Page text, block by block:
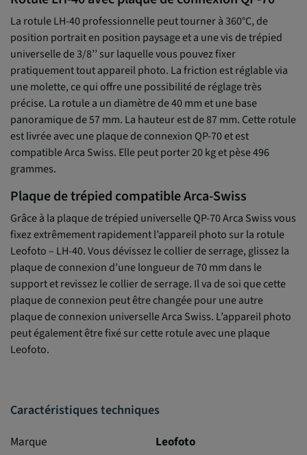
La rotule LH-40 professionnelle peut tourner à 360°C, de
position portrait en position paysage et a une vis de trépied
universelle de 3/8’’ sur laquelle vous pouvez fixer
pratiquement tout appareil photo. La friction est réglable via
une molette, ce qui offre une possibilité de réglage très
précise. La rotule a un diamètre de 40 mm et une base
panoramique de 57 mm. La hauteur est de 87 mm. Cette rotule
est livrée avec une plaque de connexion QP-70 et est
compatible Arca Swiss. Elle peut porter 20 kg et pèse 496
grammes.
Plaque de trépied compatible Arca-Swiss
Grâce à la plaque de trépied universelle QP-70 Arca Swiss vous
fixez extrêmement rapidement l’appareil photo sur la rotule
Leofoto – LH-40. Vous dévissez le collier de serrage, glissez la
plaque de connexion d’une longueur de 70 mm dans le
support et revissez le collier de serrage. Il va de soi que cette
plaque de connexion peut être changée pour une autre
plaque de connexion universelle Arca Swiss. L’appareil photo
peut également être fixé sur cette rotule avec une plaque
Leofoto.
Caractéristiques techniques
Marque
Leofoto